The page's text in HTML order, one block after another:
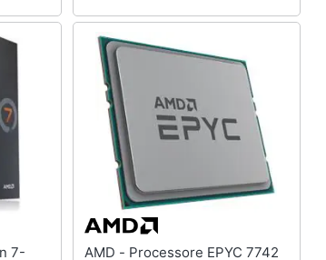
AMD - Processore EPYC 7742